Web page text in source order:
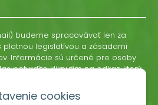
cookies
budeme spracovávať len za
legislatívou a zásadami
Informácie sú určené pre osoby
potvrdíte kliknutím na odkaz, ktorý
alebo kliknutím na odkaz z
emailu.